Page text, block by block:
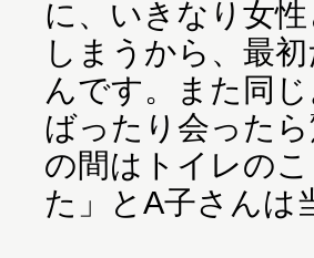
に、いきなり女
しまうから、最
んです。また同
ばったり会った
の間はトイレの
た」とA子さんは